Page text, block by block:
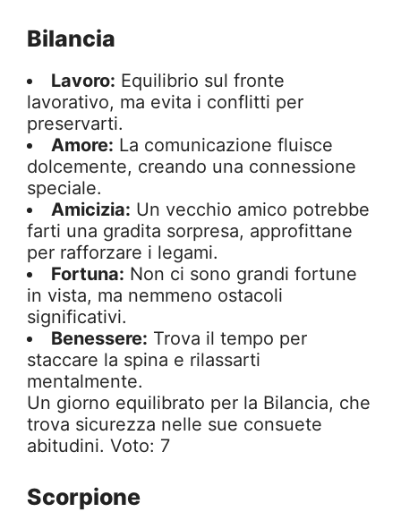
Bilancia
Lavoro: Equilibrio sul fronte
lavorativo, ma evita i conflitti per
preservarti.
Amore: La comunicazione fluisce
dolcemente, creando una connessione
speciale.
Amicizia: Un vecchio amico potrebbe
farti una gradita sorpresa, approfittane
per rafforzare i legami.
Fortuna: Non ci sono grandi fortune
in vista, ma nemmeno ostacoli
significativi.
Benessere: Trova il tempo per
staccare la spina e rilassarti
mentalmente.
Un giorno equilibrato per la Bilancia, che
trova sicurezza nelle sue consuete
abitudini. Voto: 7
Scorpione